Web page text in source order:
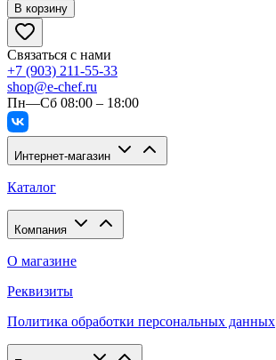
В корзину
Связаться с нами
+7 (903) 211-55-33
shop@e-chef.ru
Пн—Сб 08:00 – 18:00
Интернет-магазин
Каталог
Компания
О магазине
Реквизиты
Политика обработки персональных данных